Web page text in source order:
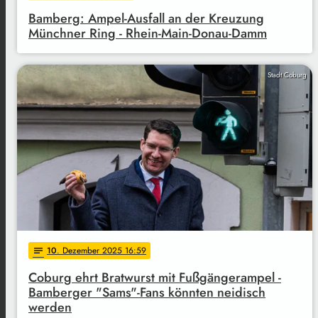
Bamberg: Ampel-Ausfall an der Kreuzung
Münchner Ring - Rhein-Main-Donau-Damm
Stadt Coburg
notes 10. Dezember 2025 16:59
Coburg ehrt Bratwurst mit Fußgängerampel -
Bamberger "Sams"-Fans könnten neidisch
werden